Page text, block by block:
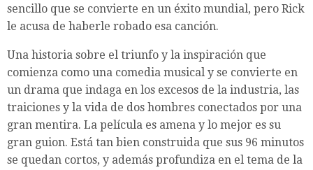
sencillo que se convierte en un éxito mundial, pero Rick
le acusa de haberle robado esa canción.
Una historia sobre el triunfo y la inspiración que
comienza como una comedia musical y se convierte en
un drama que indaga en los excesos de la industria, las
traiciones y la vida de dos hombres conectados por una
gran mentira. La película es amena y lo mejor es su
gran guion. Está tan bien construida que sus 96 minutos
se quedan cortos, y además profundiza en el tema de la